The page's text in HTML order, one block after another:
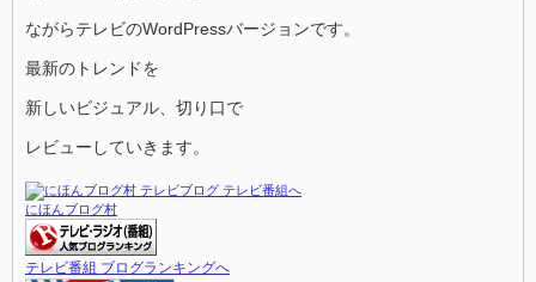
ながらテレビのWordPressバージョンです。
最新のトレンドを
新しいビジュアル、切り口で
レビューしていきます。
にほんブログ村
テレビ番組 ブログランキングへ